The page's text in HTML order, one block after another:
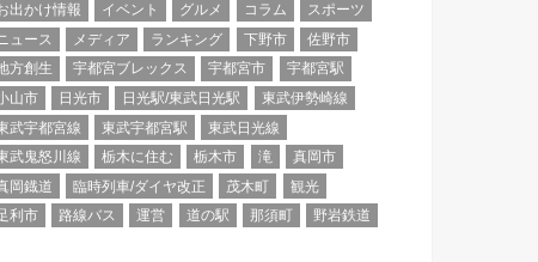
出かけ情報
イベント グルメ コラム
スポーツ
ュース
メディア ランキング 下野市
佐野市
方創生
宇都宮ブレックス 宇都宮市
宇都宮駅
山市
日光市 日光駅/東武日光駅
東武伊勢崎線
武宇都宮線
東武宇都宮駅
東武日光線
武鬼怒川線
栃木に住む 栃木市 滝
真岡市
岡鐡道
臨時列車/ダイヤ改正 茂木町
観光
利市
路線バス 運営 道の駅 那須町 野岩鉄道